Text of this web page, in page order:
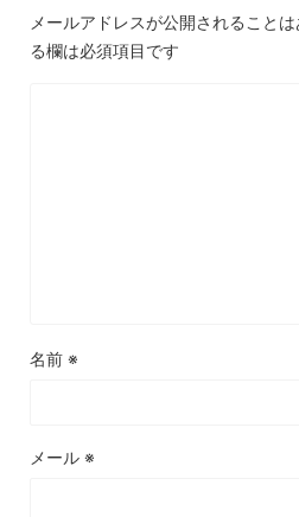
メールアドレスが公開されることは
る欄は必須項目です
名前 ※
メール ※